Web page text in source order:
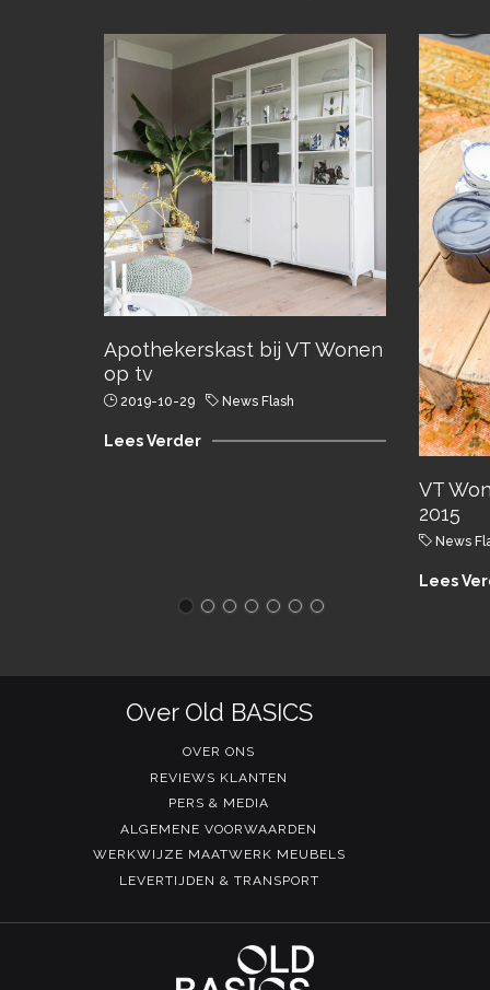
Apothekerskast bij VT Wonen
op tv
2019-10-29 News Flash
Lees Verder
VT
2015
News
Lees
Over Old BASICS
OVER ONS
REVIEWS KLANTEN
PERS & MEDIA
ALGEMENE VOORWAARDEN
WERKWIJZE MAATWERK MEUBELS
LEVERTIJDEN & TRANSPORT